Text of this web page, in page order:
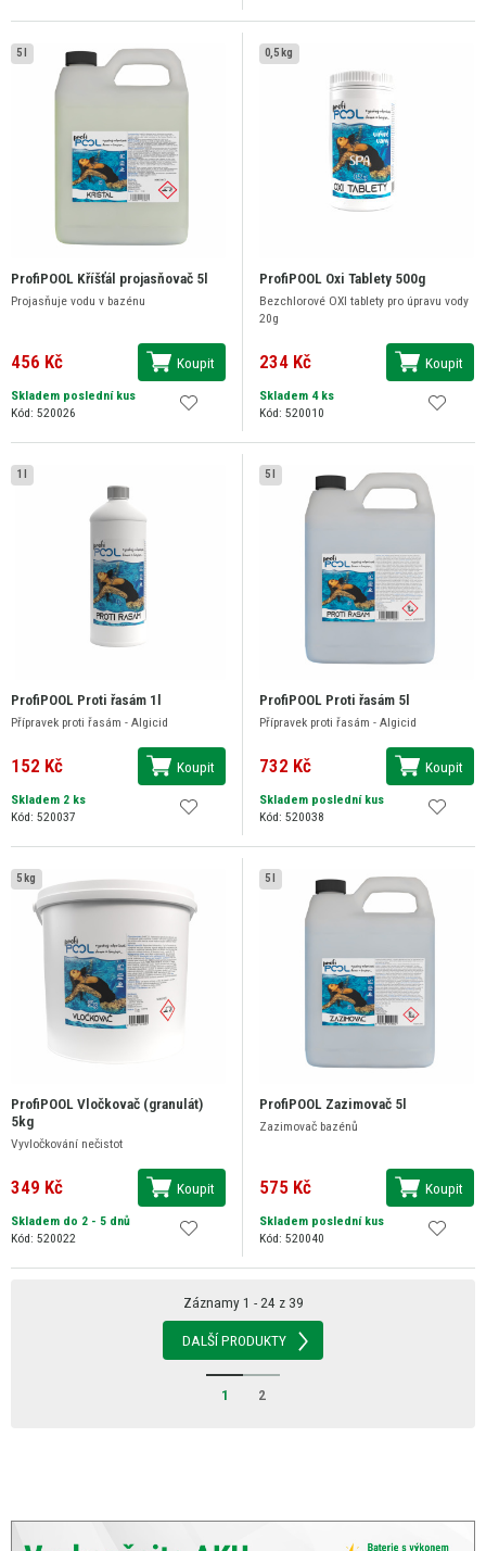
5 l
ProfiPOOL Kříšťál projasňovač 5l
Projasňuje vodu v bazénu
456 Kč Koupit
Skladem poslední kus
Kód: 520026
0,5 kg
ProfiPOOL Oxi Tablety 500g
Bezchlorové OXI tablety pro úpravu vody
20g
234 Kč Koupit
Skladem 4 ks
Kód: 520010
1 l
ProfiPOOL Proti řasám 1l
Přípravek proti řasám - Algicid
152 Kč Koupit
Skladem 2 ks
Kód: 520037
5 l
ProfiPOOL Proti řasám 5l
Přípravek proti řasám - Algicid
732 Kč Koupit
Skladem poslední kus
Kód: 520038
5 kg
ProfiPOOL Vločkovač (granulát)
5kg
Vyvločkování nečistot
349 Kč Koupit
Skladem do 2 - 5 dnů
Kód: 520022
5 l
ProfiPOOL Zazimovač 5l
Zazimovač bazénů
575 Kč Koupit
Skladem poslední kus
Kód: 520040
Záznamy 1 - 24 z 39
DALŠÍ PRODUKTY
1 2